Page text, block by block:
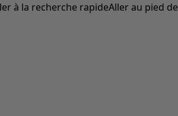
à la recherche rapideAller au pied